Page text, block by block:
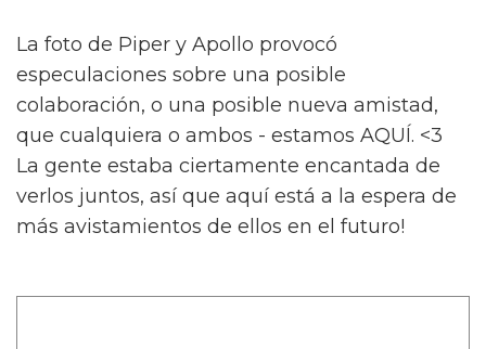
La foto de Piper y Apollo provocó
especulaciones sobre una posible
colaboración, o una posible nueva amistad,
que cualquiera o ambos - estamos AQUÍ. <3
La gente estaba ciertamente encantada de
verlos juntos, así que aquí está a la espera de
más avistamientos de ellos en el futuro!